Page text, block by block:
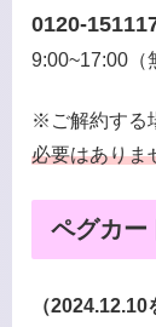
0120-
9:00~17:00（
※ご解約する
必要はありま
ペグカー
（2024.12.10